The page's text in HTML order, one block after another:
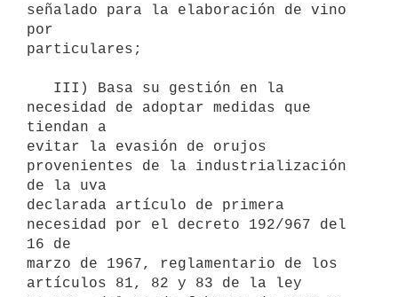
señalado para la elaboración de vino
por
particulares;
necesidad de adoptar medidas que
tiendan a
evitar la evasión de orujos
provenientes de la industrialización
de la uva
declarada artículo de primera
necesidad por el decreto 192/967 del
16 de
marzo de 1967, reglamentario de los
artículos 81, 82 y 83 de la ley